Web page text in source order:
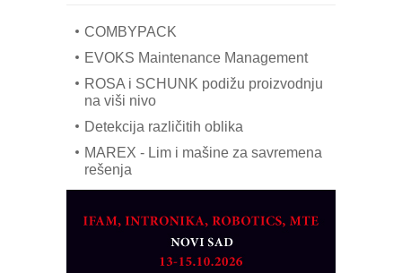
COMBYPACK
EVOKS Maintenance Management
ROSA i SCHUNK podižu proizvodnju
na viši nivo
Detekcija različitih oblika
MAREX - Lim i mašine za savremena
rešenja
partner
CTO - Prilagodite svoju toplinsku